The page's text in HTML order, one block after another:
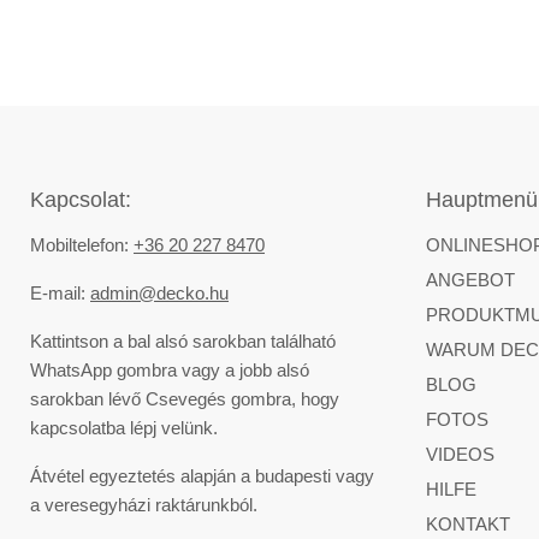
Kapcsolat:
Mobiltelefon: +36 20 227 8470
E-mail: admin@decko.hu
Kattintson a bal alsó sarokban található
WhatsApp gombra vagy a jobb alsó
sarokban lévő Csevegés gombra, hogy
kapcsolatba lépj velünk.
Átvétel egyeztetés alapján a budapesti vagy
a veresegyházi raktárunkból.
Hauptmenü
ANGEBOT
WARUM
BLOG
FOTOS
VIDEOS
HILFE
KONTAKT